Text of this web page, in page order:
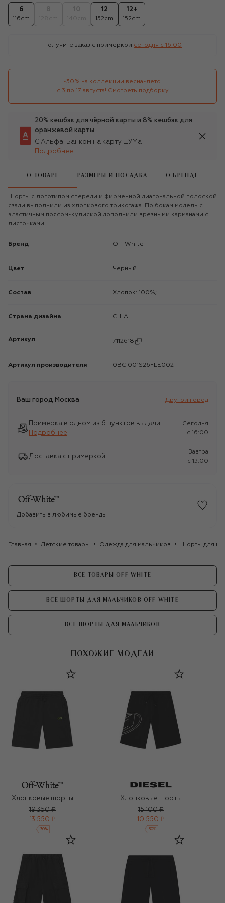
6
116cm
12
152cm
12+
152cm
Получите заказ с примеркой сегодня c 16:00
-30% на коллекции весна-лето
с 3 по 17 августа! Смотреть подборку
20% кешбэк для чёрной карты и 8% кешбэк для
оранжевой карты
С Альфа-Банком на карту ЦУМа
Подробнее
О ТОВАРЕ РАЗМЕРЫ И ПОСАДКА О БРЕНДЕ
Шорты с логотипом спереди и фирменной диагональной полоской
сзади выполнили из хлопкового трикотажа. По бокам модель с
эластичным поясом-кулиской дополнили врезными карманами с
листочками.
Бренд Off-White
Цвет Черный
Состав Хлопок: 100%;
Страна дизайна США
Артикул 7112618
Артикул производителя 0BCI001S26FLE002
Ваш город Москва Другой город
Примерка в одном из 6 пунктов выдачи
Подробнее
Сегодня
c 16:00
Доставка с примеркой
Завтра
c 13:00
Добавить в любимые бренды
Главная Детские товары Одежда для мальчиков Шорты для
ВСЕ ТОВАРЫ OFF-WHITE
ВСЕ ШОРТЫ ДЛЯ МАЛЬЧИКОВ OFF-WHITE
ВСЕ ШОРТЫ ДЛЯ МАЛЬЧИКОВ
ПОХОЖИЕ МОДЕЛИ
Хлопковые шорты
19 350 ₽
13 550 ₽
-30%
Хлопковые шорты
15 100 ₽
10 550 ₽
-30%